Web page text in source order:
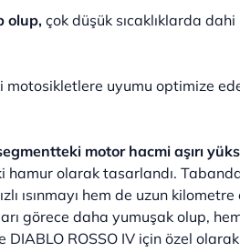
olup, çok düşük sıcaklıklarda
motosikletlere uyumu optimize
motor hacmi aşırı
hamur olarak tasarlandı.
ısınmayı hem de uzun
daha yumuşak olup, hem
DIABLO ROSSO IV için özel